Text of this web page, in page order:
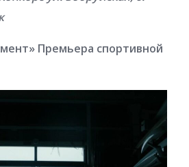
Премьера спортивной